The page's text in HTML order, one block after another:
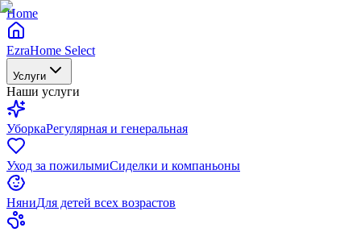
Home
EzraHome Select
Услуги
Наши услуги
УборкаРегулярная и генеральная
Уход за пожилымиСиделки и компаньоны
НяниДля детей всех возрастов